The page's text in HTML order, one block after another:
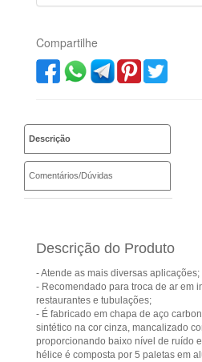
Compartilhe
Descrição
Comentários/Dúvidas
Descrição do Produto
- Atende as mais diversas aplicações;
- Recomendado para troca de ar em
restaurantes e tubulações;
- É fabricado em chapa de aço
sintético na cor cinza, mancalizado
proporcionando baixo nível de ruído
hélice é composta por 5 paletas em